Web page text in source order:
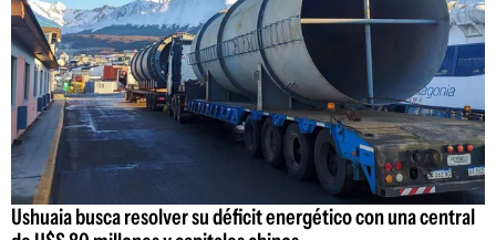
Ushuaia busca resolver su déficit energético con una central